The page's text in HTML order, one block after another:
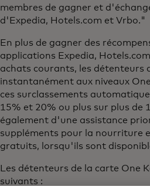
membres de gagner et
d'Expedia, Hotels.com et Vrbo."
En plus de gagner des
applications Expedia,
achats courants, les détenteurs
instantanément aux niveaux
ces surclassements
15% et 20% ou plus sur plus de
également d'une assistance
suppléments pour la nourriture
gratuits, lorsqu'ils sont
Les détenteurs de la carte One
suivants :